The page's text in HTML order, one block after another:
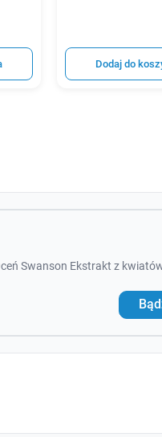
Dodaj do
Swanson Ekstrakt z